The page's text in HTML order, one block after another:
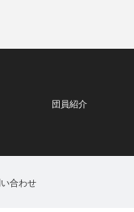
団員紹介
合わせ